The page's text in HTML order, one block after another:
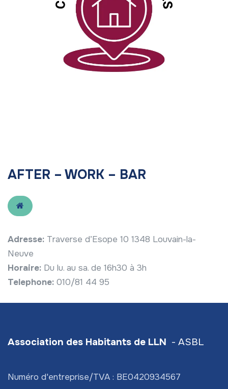
AFTER – WORK – BAR
Adresse: Traverse d’Esope 10 1348 Louvain-la-
Neuve
Horaire: Du lu. au sa. de 16h30 à 3h
Telephone: 010/81 44 95
Association des Habitants de LLN - ASBL
Numéro d'entreprise/TVA : BE0420934567